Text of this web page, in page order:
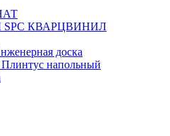
SPC КВАРЦВИНИЛ
доска
Плинтус напольный